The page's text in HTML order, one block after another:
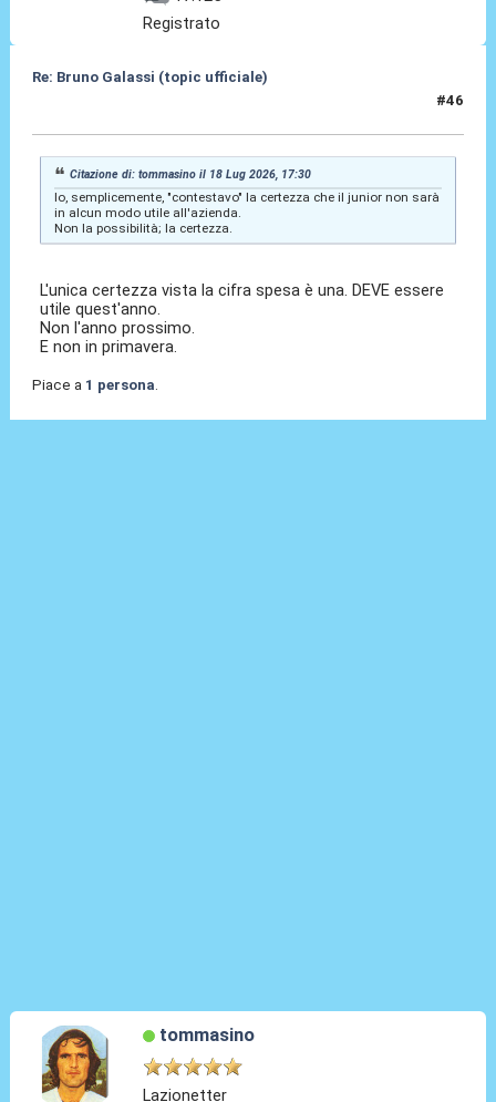
Registrato
Re: Bruno Galassi (topic ufficiale)
#46
Citazione di: tommasino il 18 Lug 2026, 17:30
Io, semplicemente, "contestavo" la certezza che il junior non sarà
in alcun modo utile all'azienda.
Non la possibilità; la certezza.
L'unica certezza vista la cifra spesa è una. DEVE essere
utile quest'anno.
Non l'anno prossimo.
E non in primavera.
Piace a 1 persona.
tommasino
Lazionetter